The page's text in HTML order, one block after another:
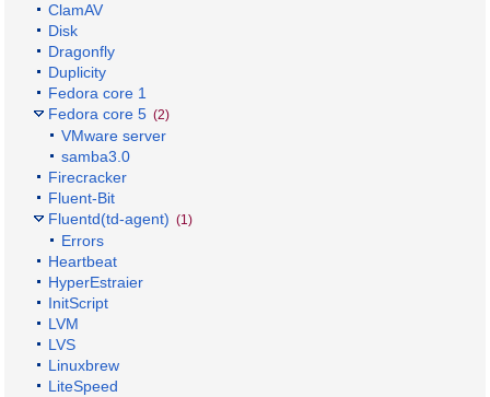
ClamAV
Disk
Dragonfly
Duplicity
Fedora core 1
Fedora core 5 (2)
VMware server
samba3.0
Firecracker
Fluent-Bit
Fluentd(td-agent) (1)
Errors
Heartbeat
HyperEstraier
InitScript
LVM
LVS
Linuxbrew
LiteSpeed